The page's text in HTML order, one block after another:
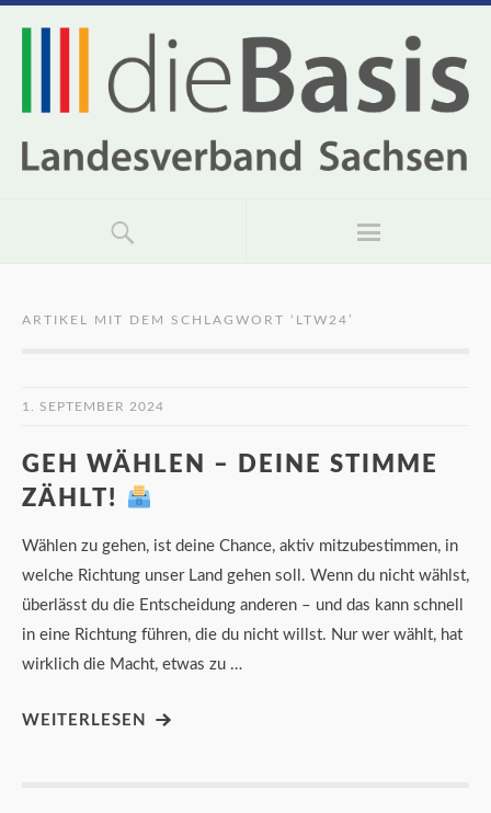
ARTIKEL MIT DEM SCHLAGWORT ‘ LTW24 ’
1. SEPTEMBER 2024
GEH WÄHLEN – DEINE STIMME
ZÄHLT!
Wählen zu gehen, ist deine Chance, aktiv mitzubestimmen, in
welche Richtung unser Land gehen soll. Wenn du nicht wählst,
überlässt du die Entscheidung anderen – und das kann schnell
in eine Richtung führen, die du nicht willst. Nur wer wählt, hat
wirklich die Macht, etwas zu …
WEITERLESEN